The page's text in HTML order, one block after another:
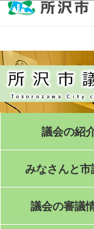
議会の紹
みなさんと市
議会の審議